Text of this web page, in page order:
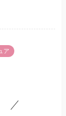
ア